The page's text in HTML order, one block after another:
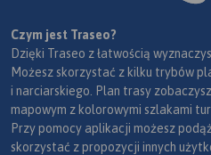
Czym jest Traseo?
Dzięki Traseo z łatwością
Możesz skorzystać z kilku trybów
i narciarskiego. Plan trasy
mapowym z kolorowymi szlakami
Przy pomocy aplikacji możesz
skorzystać z propozycji innych